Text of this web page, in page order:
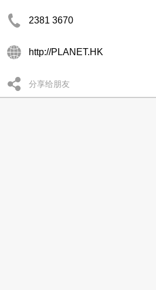
2381 3670
http://PLANET.HK
分享给朋友